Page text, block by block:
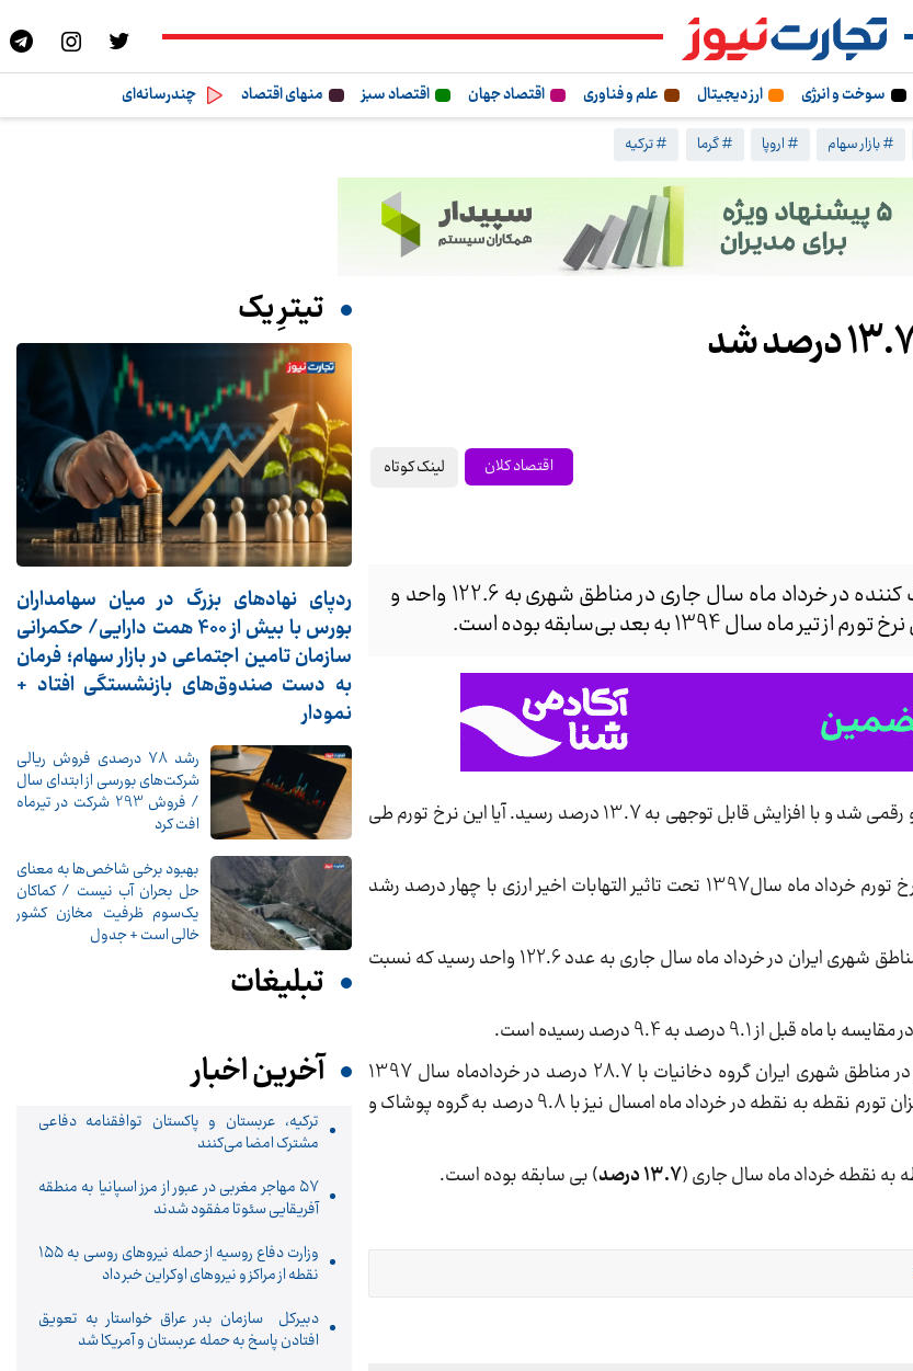
سوخت و انرژی ارز دیجیتال علم و فناوری اقتصاد جهان اقتصاد سبز منهای اقتصاد
چندرسانه‌ای
# بازار سهام # اروپا # گرما # ترکیه
اقتصاد کلان لینک کوتاه
طبق محاسبات بانک مرکزی شاخص کل بهای مصرف کننده در خرداد ماه سال جاری در مناطق شهری به 122.6 واحد و
فریبا تاجدینی: نرخ تورم نقطه به نقطه خرداد ماه سال جاری دو رقمی شد و با افزایش قابل توجهی به 13.7 درصد رسید. آیا این نرخ تورم طی
، بر اساس تازه‌ترین اطلاعیه بانک مرکزی نرخ تورم خرداد ماه سال1397 تحت تاثیر التهابات اخیر ارزی با چهار درصد رشد
بر اساس این گزارش شاخص بهای کالاها و خدمات مصرفی در مناطق شهری ایران در خرداد ماه سال جاری به عدد 122.6 واحد رسید که نسبت
درمیان گروه‌های اصلی شاخص بهای کالاها و خدمات مصرفی در مناطق شهری ایران گروه دخانیات با 28.7 درصد در خردادماه سال 1397
بیشترین میزان تورم نقطه به نقطه را در اختیار دارد. کمترین میزان تورم نقطه به نقطه در خرداد ماه امسال نیز با 9.8 درصد به گروه پوشاک و
13.7 درصد ) بی سابقه بوده است.
تیترِ یک
ردپای نهادهای بزرگ در میان سهامداران
بورس با بیش از 400 همت دارایی/ حکمرانی
سازمان تامین اجتماعی در بازار سهام؛ فرمان
به دست صندوق‌های بازنشستگی افتاد +
نمودار
رشد 78 درصدی فروش ریالی
شرکت‌های بورسی از ابتدای سال
/ فروش 293 شرکت در تیرماه
افت کرد
بهبود برخی شاخص‌ها به معنای
حل بحران آب نیست / کماکان
یک‌سوم ظرفیت مخازن کشور
خالی است + جدول
تبلیغات
آخرین اخبار
ترکیه، عربستان و پاکستان توافقنامه دفاعی
مشترک امضا می‌کنند
۵۷ مهاجر مغربی در عبور از مرز اسپانیا به منطقه
آفریقایی سئوتا مفقود شدند
وزارت دفاع روسیه از حمله نیروهای روسی به ۱۵۵
نقطه از مراکز و نیروهای اوکراین خبر داد
دبیرکل سازمان بدر عراق خواستار به تعویق
افتادن پاسخ به حمله عربستان و آمریکا شد